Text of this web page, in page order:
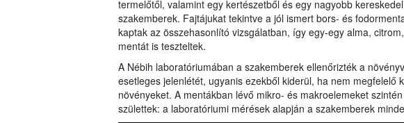
termelőtől, valamint egy kertészetből és egy nagyobb
szakemberek. Fajtájukat tekintve a jól ismert bors- és
kaptak az összehasonlító vizsgálatban, így egy-egy alma,
mentát is teszteltek.
A Nébih laboratóriumában a szakemberek ellenőrizték a
esetleges jelenlétét, ugyanis ezekből kiderül, ha nem megfelelő
növényeket. A mentákban lévő mikro- és makroelemeket
születtek: a laboratóriumi mérések alapján a szakemberek